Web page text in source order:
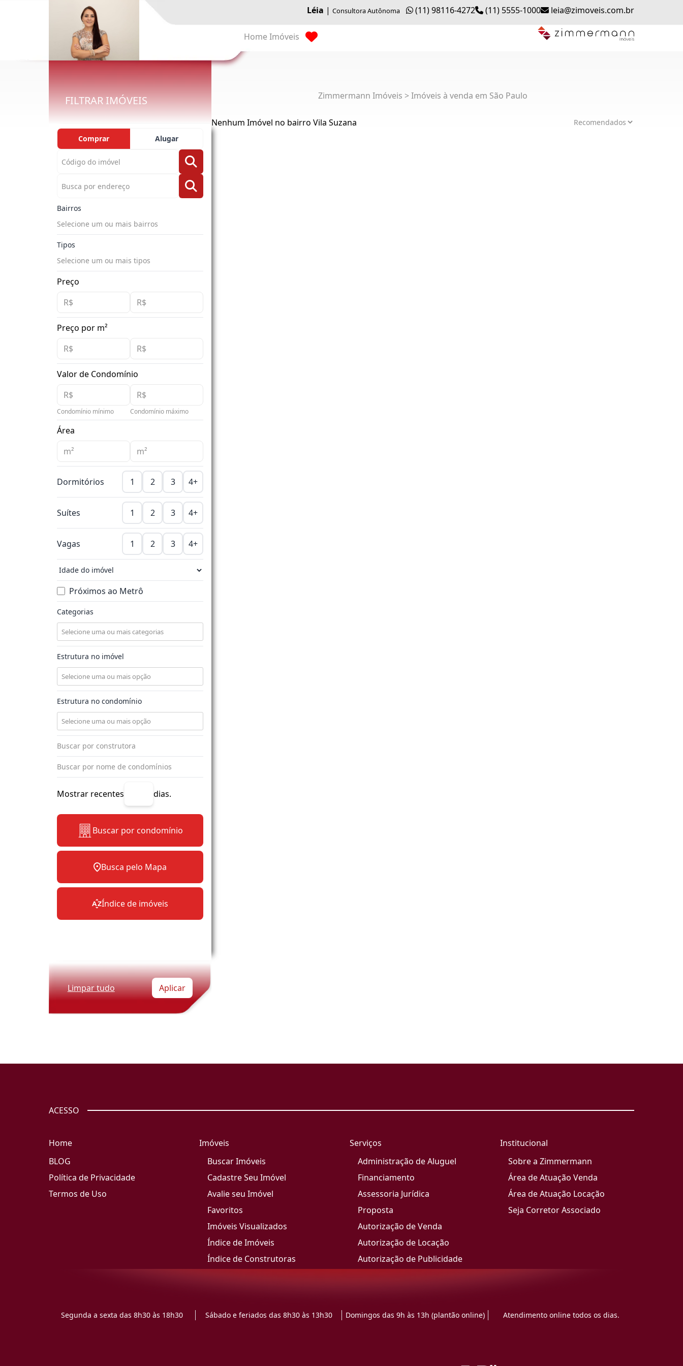
Léia | Consultora Autônoma (11) 98116-4272 (11) 5555-1000 leia@zimoveis.com.br
Home Imóveis
FILTRAR IMÓVEIS
Comprar Alugar
Bairros
Selecione um ou mais bairros
Tipos
Selecione um ou mais tipos
Preço
Preço por m²
Valor de Condomínio
Condomínio mínimo Condomínio máximo
Área
Dormitórios 1 2 3 4+
Suítes 1 2 3 4+
Vagas 1 2 3 4+
Próximos ao Metrô
Categorias
Estrutura no imóvel
Estrutura no condomínio
Mostrar recentes dias.
Buscar por condomínio
Busca pelo Mapa
Índice de imóveis
Limpar tudo Aplicar
Zimmermann Imóveis > Imóveis à venda em São Paulo
Nenhum Imóvel no bairro Vila Suzana
ACESSO
Home
BLOG
Política de Privacidade
Termos de Uso
Imóveis
Buscar Imóveis
Cadastre Seu Imóvel
Avalie seu Imóvel
Favoritos
Imóveis Visualizados
Índice de Imóveis
Índice de Construtoras
Serviços
Administração de Aluguel
Financiamento
Assessoria Jurídica
Proposta
Autorização de Venda
Autorização de Locação
Autorização de Publicidade
Institucional
Sobre a Zimmermann
Área de Atuação Venda
Área de Atuação Locação
Seja Corretor Associado
Segunda a sexta das 8h30 às 18h30 Sábado e feriados das 8h30 às 13h30 Domingos das 9h às 13h (plantão online) Atendimento online todos os dias.